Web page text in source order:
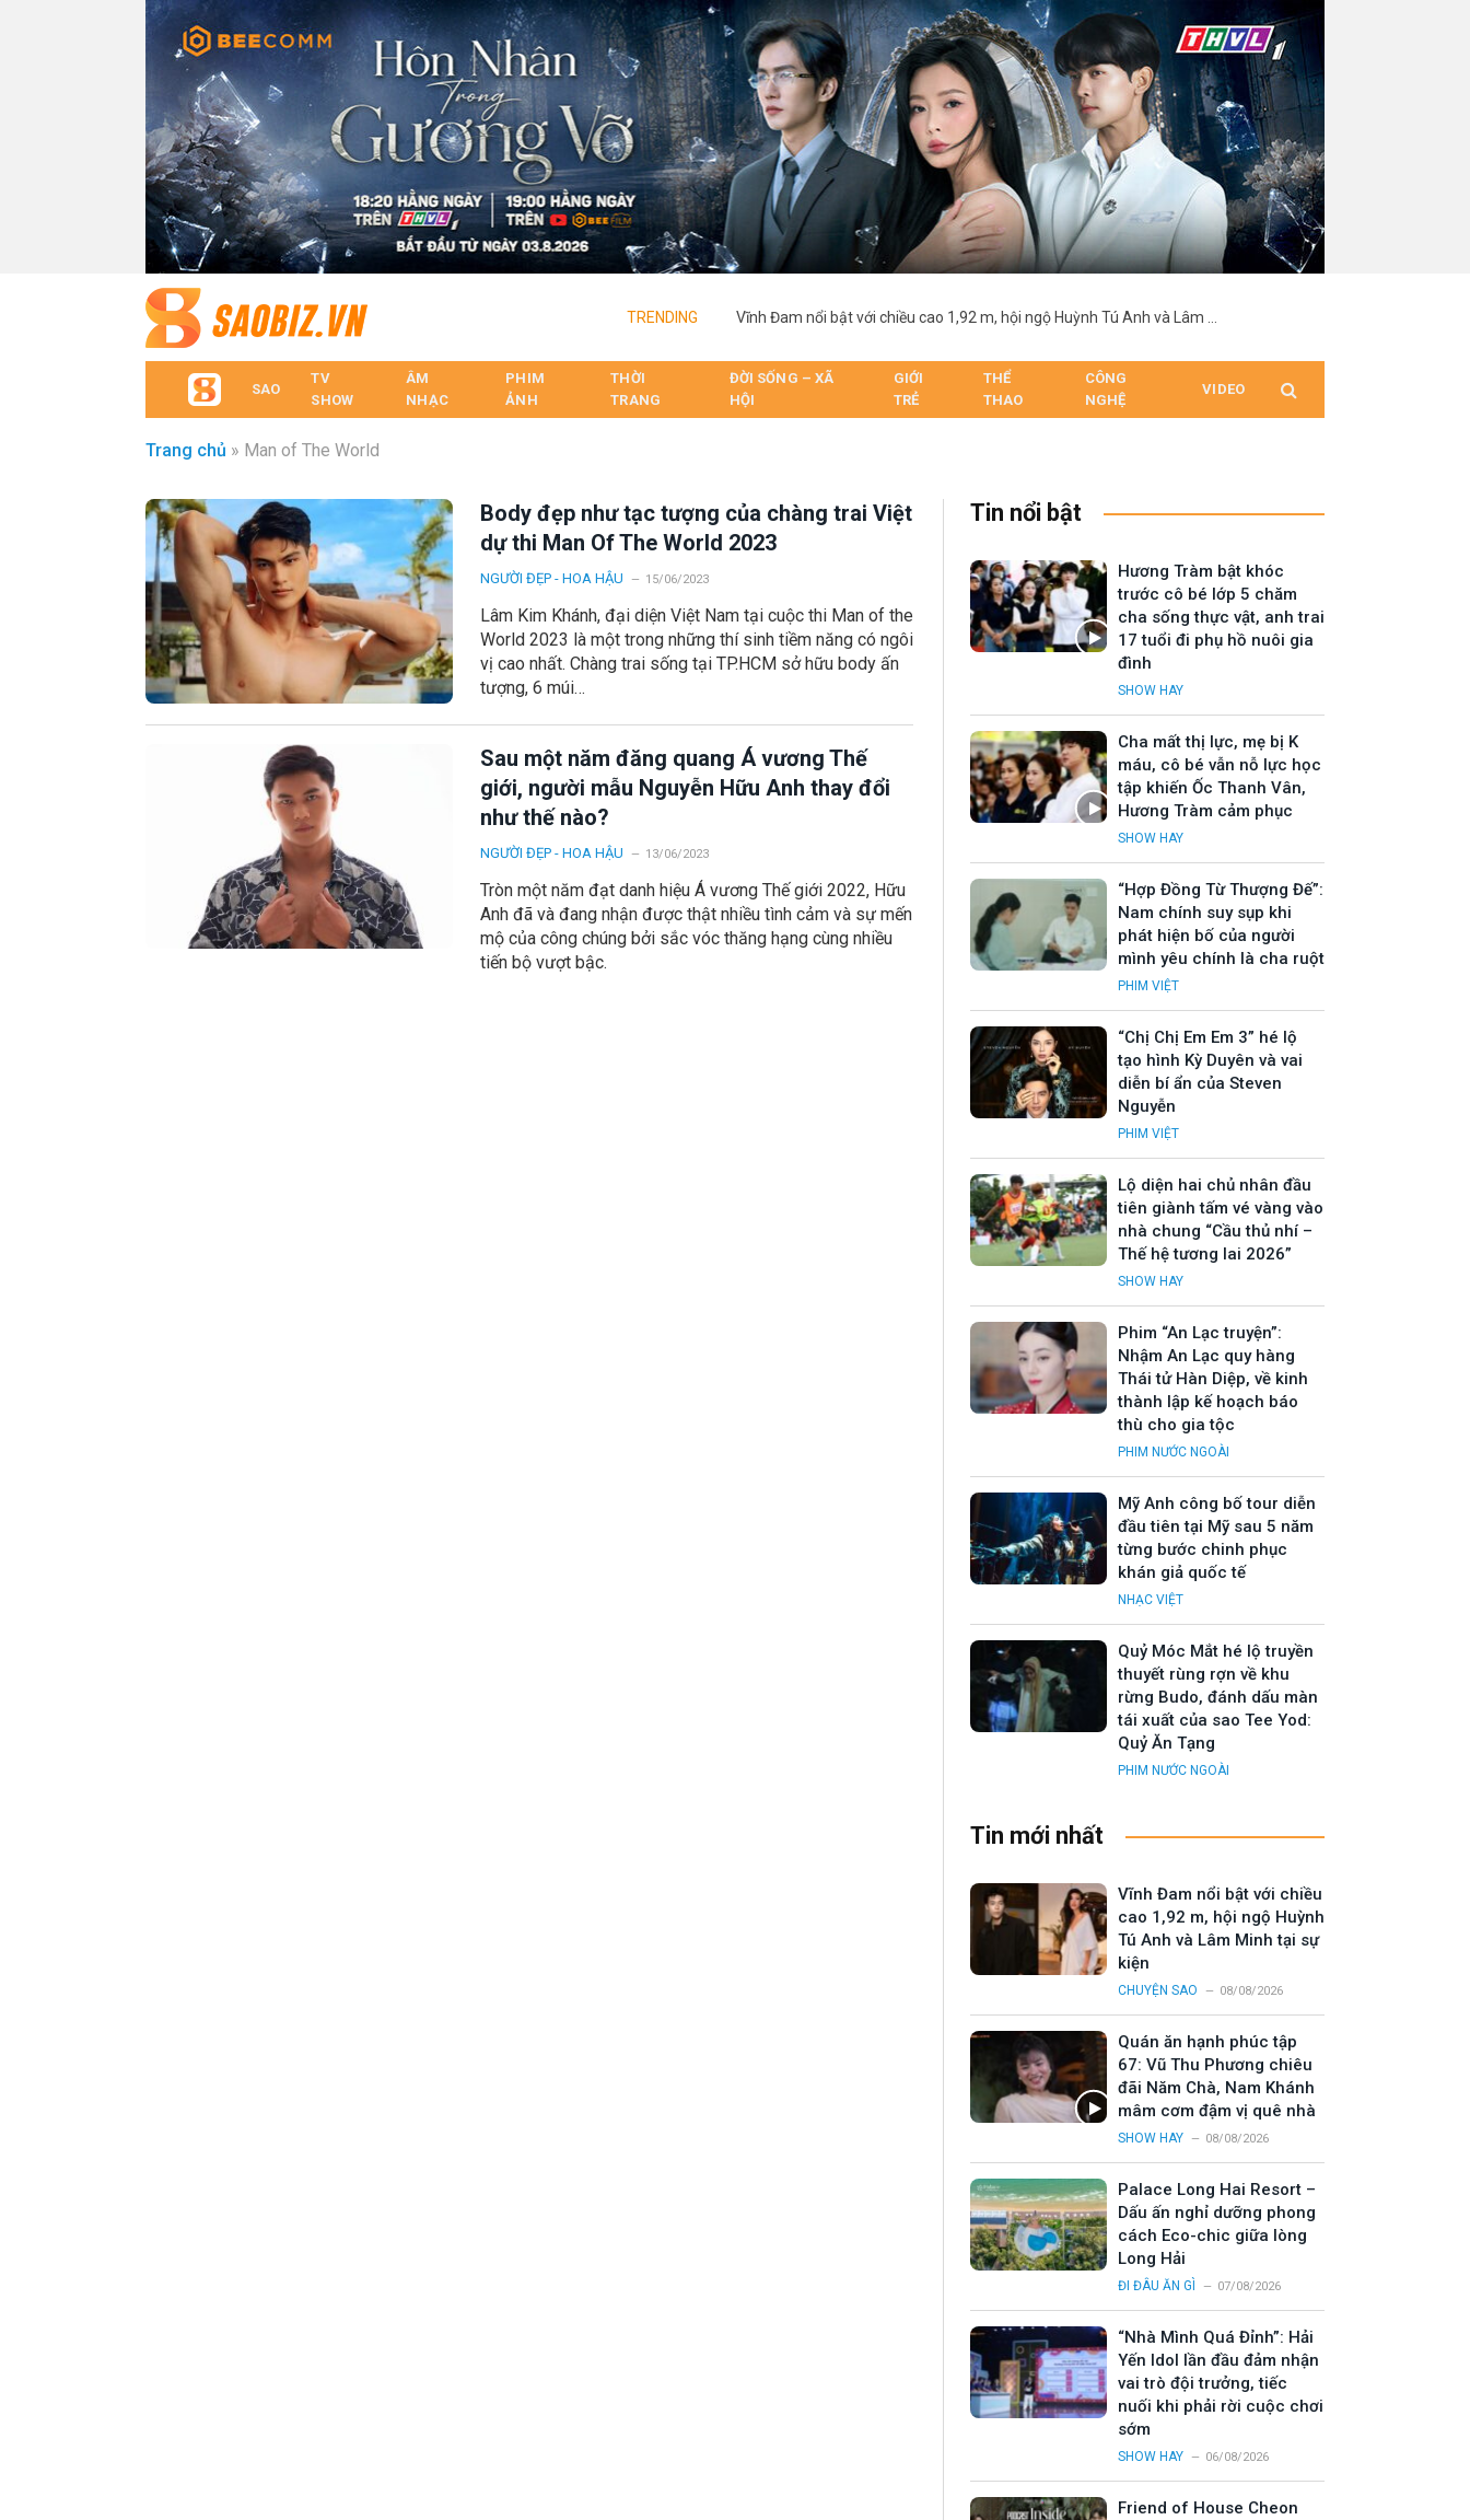
TRENDING
SAO
TV
SHOW
ÂM
NHẠC
PHIM
ẢNH
THỜI
TRANG
ĐỜI SỐNG – XÃ
HỘI
GIỚI
TRẺ
THỂ
THAO
CÔNG
NGHỆ
VIDEO
Trang chủ » Man of The World
Body đẹp như tạc tượng của chàng trai Việt
dự thi Man Of The World 2023
NGƯỜI ĐẸP - HOA HẬU 15/06/2023
Lâm Kim Khánh, đại diện Việt Nam tại cuộc thi Man of the
World 2023 là một trong những thí sinh tiềm năng có ngôi
vị cao nhất. Chàng trai sống tại TP.HCM sở hữu body ấn
tượng, 6 múi…
Sau một năm đăng quang Á vương Thế
giới, người mẫu Nguyễn Hữu Anh thay đổi
như thế nào?
NGƯỜI ĐẸP - HOA HẬU 13/06/2023
Tròn một năm đạt danh hiệu Á vương Thế giới 2022, Hữu
Anh đã và đang nhận được thật nhiều tình cảm và sự mến
mộ của công chúng bởi sắc vóc thăng hạng cùng nhiều
tiến bộ vượt bậc.
Tin nổi bật
Hương Tràm bật khóc
trước cô bé lớp 5 chăm
cha sống thực vật, anh trai
17 tuổi đi phụ hồ nuôi gia
đình
SHOW HAY
Cha mất thị lực, mẹ bị K
máu, cô bé vẫn nỗ lực học
tập khiến Ốc Thanh Vân,
Hương Tràm cảm phục
SHOW HAY
“Hợp Đồng Từ Thượng Đế”:
Nam chính suy sụp khi
phát hiện bố của người
mình yêu chính là cha ruột
PHIM VIỆT
“Chị Chị Em Em 3” hé lộ
tạo hình Kỳ Duyên và vai
diễn bí ẩn của Steven
Nguyễn
PHIM VIỆT
Lộ diện hai chủ nhân đầu
tiên giành tấm vé vàng vào
nhà chung “Cầu thủ nhí –
Thế hệ tương lai 2026”
SHOW HAY
Phim “An Lạc truyện”:
Nhậm An Lạc quy hàng
Thái tử Hàn Diệp, về kinh
thành lập kế hoạch báo
thù cho gia tộc
PHIM NƯỚC NGOÀI
Mỹ Anh công bố tour diễn
đầu tiên tại Mỹ sau 5 năm
từng bước chinh phục
khán giả quốc tế
NHẠC VIỆT
Quỷ Móc Mắt hé lộ truyền
thuyết rùng rợn về khu
rừng Budo, đánh dấu màn
tái xuất của sao Tee Yod:
Quỷ Ăn Tạng
PHIM NƯỚC NGOÀI
Tin mới nhất
Vĩnh Đam nổi bật với chiều
cao 1,92 m, hội ngộ Huỳnh
Tú Anh và Lâm Minh tại sự
kiện
CHUYỆN SAO 08/08/2026
Quán ăn hạnh phúc tập
67: Vũ Thu Phương chiêu
đãi Năm Chà, Nam Khánh
mâm cơm đậm vị quê nhà
SHOW HAY 08/08/2026
Palace Long Hai Resort –
Dấu ấn nghỉ dưỡng phong
cách Eco-chic giữa lòng
Long Hải
ĐI ĐÂU ĂN GÌ 07/08/2026
“Nhà Mình Quá Đỉnh”: Hải
Yến Idol lần đầu đảm nhận
vai trò đội trưởng, tiếc
nuối khi phải rời cuộc chơi
sớm
SHOW HAY 06/08/2026
Friend of House Cheon